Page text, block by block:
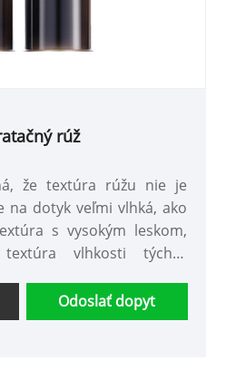
rúž
že textúra rúžu nie je
na dotyk veľmi vlhká, ako
s vysokým leskom,
vlhkosti týchto
úvod do hydratačného
lepšie pochopiť
Odoslať dopyt